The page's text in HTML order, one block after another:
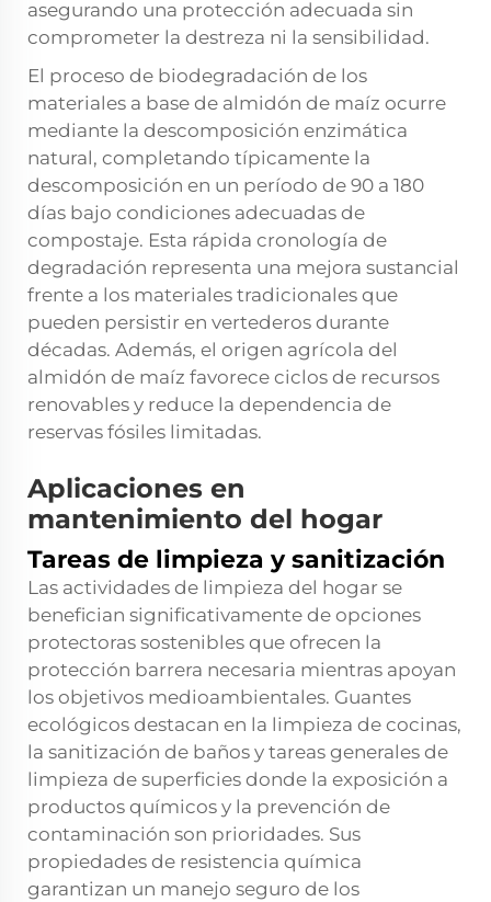
asegurando una protección adecuada sin
comprometer la destreza ni la sensibilidad.
El proceso de biodegradación de los
materiales a base de almidón de maíz ocurre
mediante la descomposición enzimática
natural, completando típicamente la
descomposición en un período de 90 a 180
días bajo condiciones adecuadas de
compostaje. Esta rápida cronología de
degradación representa una mejora sustancial
frente a los materiales tradicionales que
pueden persistir en vertederos durante
décadas. Además, el origen agrícola del
almidón de maíz favorece ciclos de recursos
renovables y reduce la dependencia de
reservas fósiles limitadas.
Aplicaciones en
mantenimiento del hogar
Tareas de limpieza y sanitización
Las actividades de limpieza del hogar se
benefician significativamente de opciones
protectoras sostenibles que ofrecen la
protección barrera necesaria mientras apoyan
los objetivos medioambientales. Guantes
ecológicos destacan en la limpieza de cocinas,
la sanitización de baños y tareas generales de
limpieza de superficies donde la exposición a
productos químicos y la prevención de
contaminación son prioridades. Sus
propiedades de resistencia química
garantizan un manejo seguro de los